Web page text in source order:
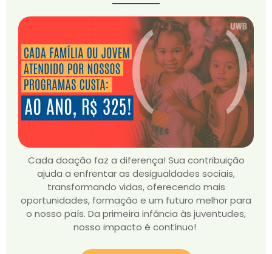
Cada doação faz a diferença! Sua contribuição
ajuda a enfrentar as desigualdades sociais,
transformando vidas, oferecendo mais
oportunidades, formação e um futuro melhor para
o nosso país. Da primeira infância às juventudes,
nosso impacto é contínuo!